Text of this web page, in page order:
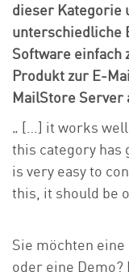
dieser Kategorie
unterschiedliche
Software einfach
Produkt zur E-
MailStore Server
„ […] it works
this category
is very easy to
this, it should be
Sie möchten
oder eine